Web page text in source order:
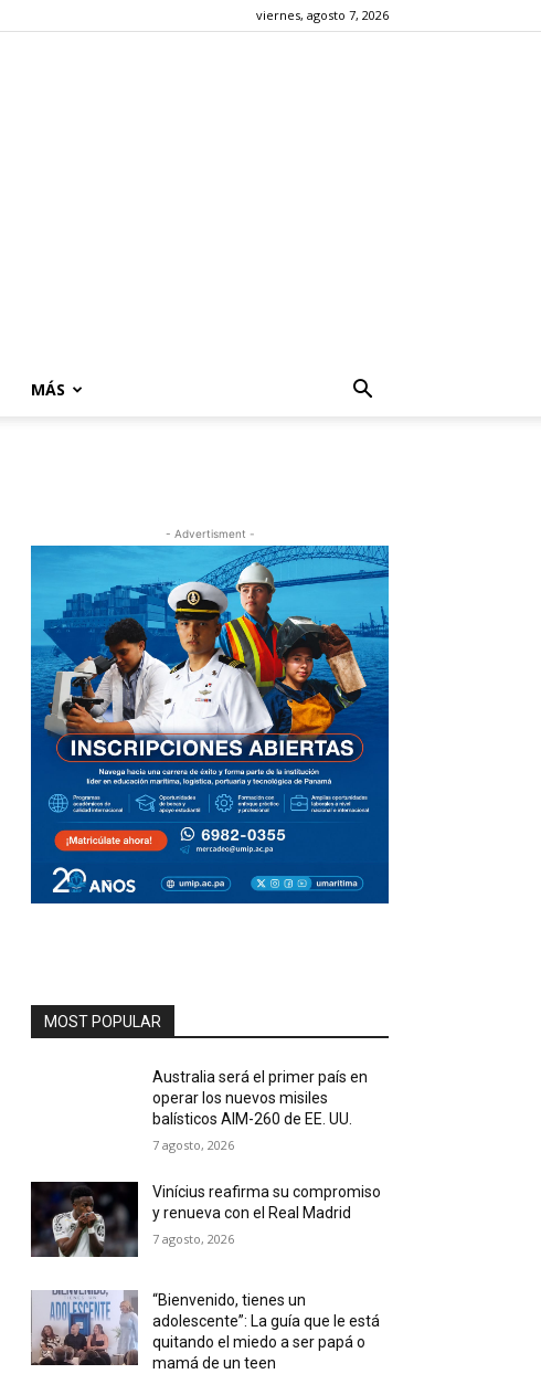
viernes, agosto 7, 2026
MÁS
- Advertisment -
MOST POPULAR
Australia será el primer país en
operar los nuevos misiles
balísticos AIM-260 de EE. UU.
7 agosto, 2026
Vinícius reafirma su compromiso
y renueva con el Real Madrid
7 agosto, 2026
“Bienvenido, tienes un
adolescente”: La guía que le está
quitando el miedo a ser papá o
mamá de un teen